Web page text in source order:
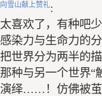
向雪山献上赞礼:
太喜欢了，有种吧
感染力与生命力的
把世界分为两半的
那种与另一个世界“
演绎……！仿佛被茧